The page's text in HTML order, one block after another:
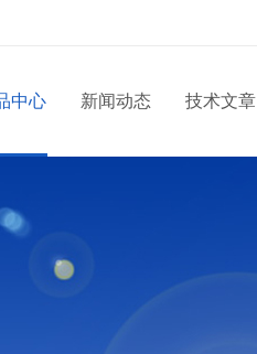
中心 新闻动态 技术文章